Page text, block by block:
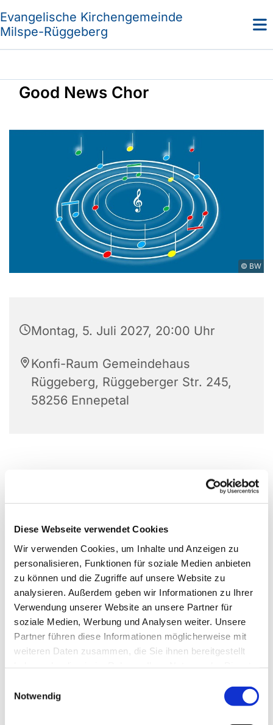
Diese Webseite verwendet Cookies
Wir verwenden Cookies, um Inhalte und Anzeigen zu
personalisieren, Funktionen für soziale Medien anbieten
zu können und die Zugriffe auf unsere Website zu
analysieren. Außerdem geben wir Informationen zu Ihrer
Verwendung unserer Website an unsere Partner für
soziale Medien, Werbung und Analysen weiter. Unsere
Partner führen diese Informationen möglicherweise mit
weiteren Daten zusammen, die Sie ihnen bereitgestellt
Notwendig
Evangelische Kirchengemeinde
Milspe-Rüggeberg
Good News Chor
© BW
Montag, 5. Juli 2027, 20:00 Uhr
Konfi-Raum Gemeindehaus
Rüggeberg, Rüggeberger Str. 245,
58256 Ennepetal